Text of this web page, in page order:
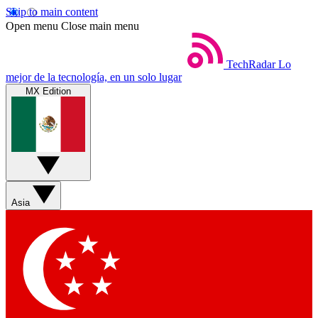
Skip to main content
Open menu Close main menu
TechRadar Lo
mejor de la tecnología, en un solo lugar
MX Edition
Asia